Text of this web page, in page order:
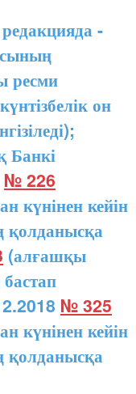
-
ресми
он
Банкі
№ 226
күнінен кейін
қолданысқа
(алғашқы
№ 325
күнінен кейін
қолданысқа